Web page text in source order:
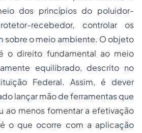
dos princípios do poluidor-
recebedor, controlar os
sobre o meio ambiente. O objeto
o direito fundamental ao meio
equilibrado, descrito no
Federal. Assim, é dever
lançar mão de ferramentas que
ao menos fomentar a efetivação
o que ocorre com a aplicação